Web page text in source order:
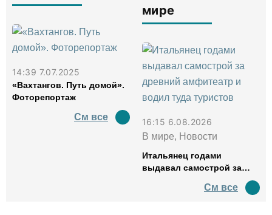
14:39 7.07.2025
«Вахтангов. Путь домой».
Фоторепортаж
См все
мире
16:15 6.08.2026
В мире, Новости
Итальянец годами
выдавал самострой за
водил туда туристов
См все